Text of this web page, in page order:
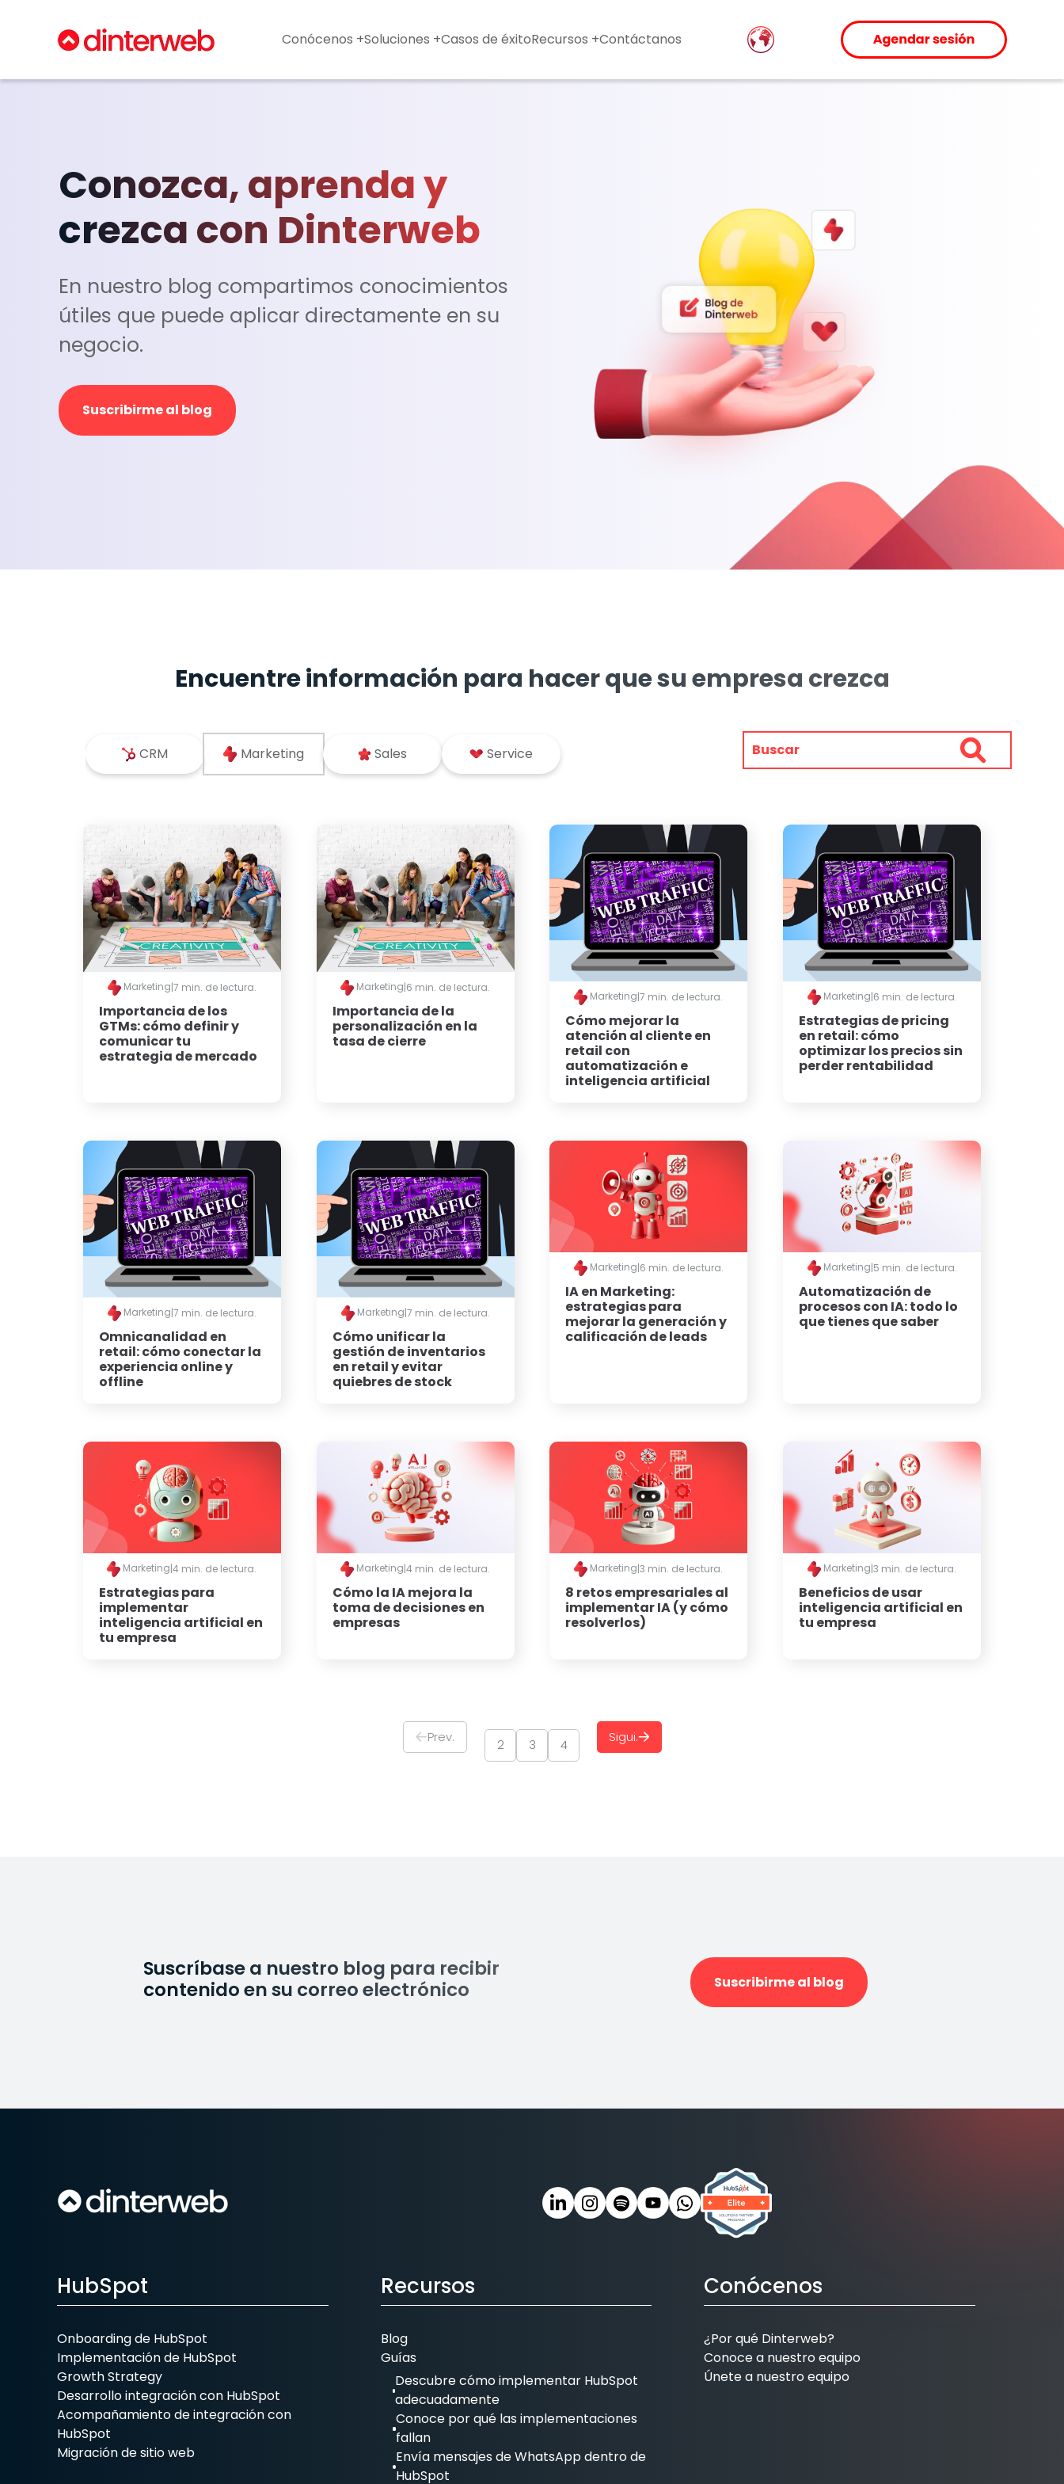
Conócenos +Soluciones +Casos de éxitoRecursos +Contáctanos
Conozca, aprenda y
crezca con Dinterweb
En nuestro blog compartimos conocimientos
útiles que puede aplicar directamente en su
negocio.
Suscribirme al blog
Encuentre información para hacer que su empresa crezca
CRM Marketing Sales Service
Marketing|7 min. de lectura.
Importancia de los
GTMs: cómo definir y
comunicar tu
estrategia de mercado
Marketing|6 min. de lectura.
Importancia de la
personalización en la
tasa de cierre
Marketing|7 min. de lectura.
Cómo mejorar la
atención al cliente en
retail con
automatización e
inteligencia artificial
Marketing|6 min. de lectura.
Estrategias de pricing
en retail: cómo
optimizar los precios sin
perder rentabilidad
Marketing|7 min. de lectura.
Omnicanalidad en
retail: cómo conectar la
experiencia online y
offline
Marketing|7 min. de lectura.
Cómo unificar la
gestión de inventarios
en retail y evitar
quiebres de stock
Marketing|6 min. de lectura.
IA en Marketing:
estrategias para
mejorar la generación y
calificación de leads
Marketing|5 min. de lectura.
Automatización de
procesos con IA: todo lo
que tienes que saber
Marketing|4 min. de lectura.
Estrategias para
implementar
inteligencia artificial en
tu empresa
Marketing|4 min. de lectura.
Cómo la IA mejora la
toma de decisiones en
empresas
Marketing|3 min. de lectura.
8 retos empresariales al
implementar IA (y cómo
resolverlos)
Marketing|3 min. de lectura.
Beneficios de usar
inteligencia artificial en
tu empresa
2 3 4
Prev. Sigui.
Suscríbase a nuestro blog para recibir
contenido en su correo electrónico
Suscribirme al blog
HubSpot
Onboarding de HubSpot
Implementación de HubSpot
Growth Strategy
Desarrollo integración con HubSpot
Acompañamiento de integración con
HubSpot
Migración de sitio web
Recursos
Blog
Guías
Descubre cómo implementar HubSpot
adecuadamente
Conoce por qué las implementaciones
fallan
Envía mensajes de WhatsApp dentro de
HubSpot
Conócenos
¿Por qué Dinterweb?
Conoce a nuestro equipo
Únete a nuestro equipo